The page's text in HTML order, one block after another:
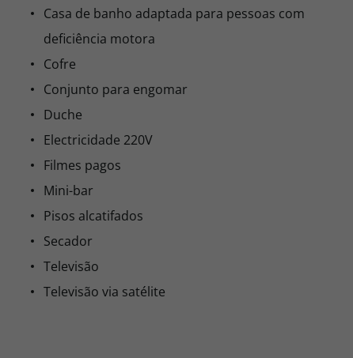
Casa de banho adaptada para pessoas com
deficiência motora
Cofre
Conjunto para engomar
Duche
Electricidade 220V
Filmes pagos
Mini-bar
Pisos alcatifados
Secador
Televisão
Televisão via satélite